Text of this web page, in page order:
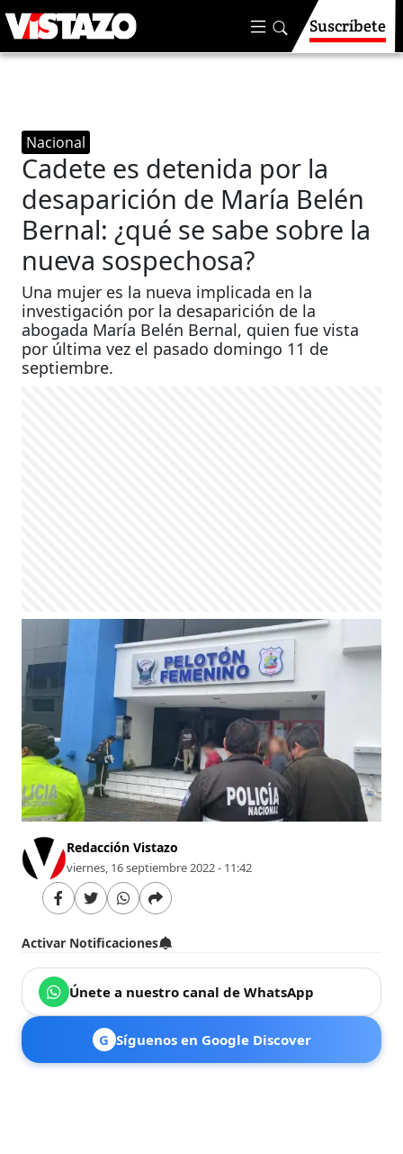
Suscríbete
Nacional
Cadete es detenida por la
desaparición de María Belén
Bernal: ¿qué se sabe sobre la
nueva sospechosa?
Una mujer es la nueva implicada en la
investigación por la desaparición de la
abogada María Belén Bernal, quien fue vista
por última vez el pasado domingo 11 de
septiembre.
Redacción Vistazo
viernes, 16 septiembre 2022 - 11:42
Activar Notificaciones
Únete a nuestro canal de WhatsApp
G Síguenos en Google Discover